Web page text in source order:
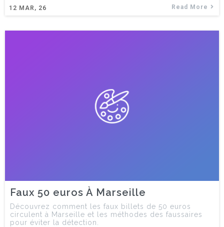
12 MAR, 26 Read More
Faux 50 euros À Marseille
Découvrez comment les faux billets de 50 euros
circulent à Marseille et les méthodes des faussaires
pour éviter la détection.